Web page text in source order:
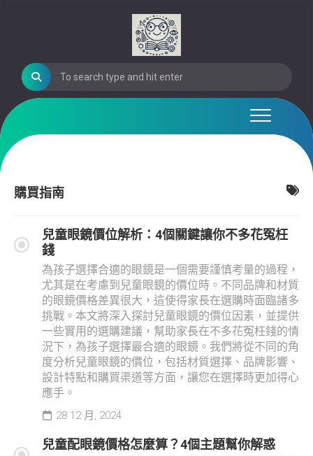
購買指南
兒童眼鏡價位解析：4個關鍵讓你不多花冤枉
錢
為孩子選擇合適的眼鏡是一個需要謹慎考量的過程，
尤其是在考慮到兒童眼鏡的價位時。不同品牌和材質
的眼鏡價格差異很大，這使得家長在選購時面臨諸多
挑戰。本文將深入探討兒童眼鏡的價位因素，並提供
一些實用的選購建議，幫助家長在不多花冤枉錢的情
況下，為孩子選擇最合適的眼鏡。我們將從不同的角
度分析兒童眼鏡的價位，包括材質選擇、品牌影響、
設計特點和購買渠道等方面，讓您在選擇時更加得心
應手。
28 12 月, 2024
兒童配眼鏡價格怎麼算？4個主題幫你解惑